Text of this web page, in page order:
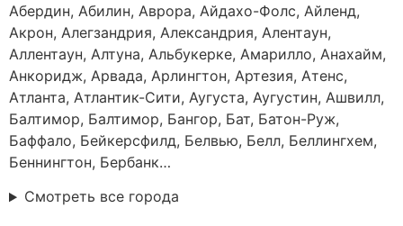
Абердин, Абилин, Аврора, Айдахо-Фолс, Айленд,
Акрон, Алегзандрия, Александрия, Алентаун,
Аллентаун, Алтуна, Альбукерке, Амарилло, Анахайм,
Анкоридж, Арвада, Арлингтон, Артезия, Атенс,
Атланта, Атлантик-Сити, Аугуста, Аугустин, Ашвилл,
Балтимор, Балтимор, Бангор, Бат, Батон-Руж,
Баффало, Бейкерсфилд, Белвью, Белл, Беллингхем,
Беннингтон, Бербанк…
Смотреть все города